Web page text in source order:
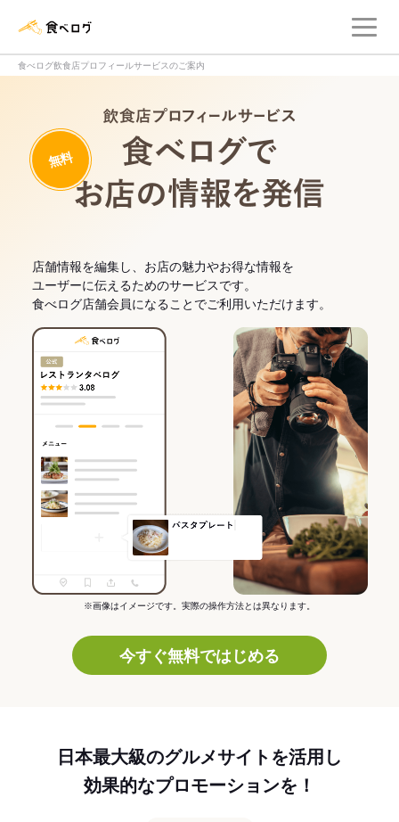
食べログ飲食店プロフィールサービスのご案内
無料
店舗情報を編集し、お店の魅力やお得な情報を
ユーザーに伝えるためのサービスです。
食べログ店舗会員になることでご利用いただけます。
※画像はイメージです。実際の操作方法とは異なります。
今すぐ無料ではじめる
日本最大級のグルメサイトを活用し
効果的なプロモーションを！